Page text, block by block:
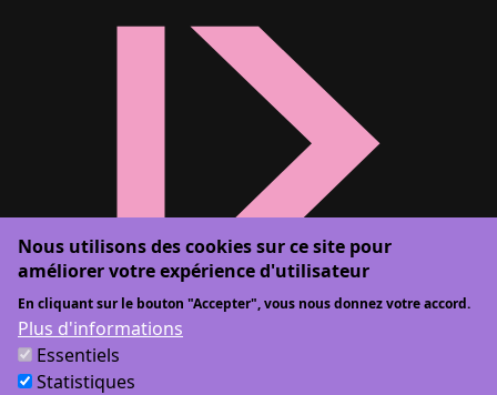
Nous utilisons des cookies sur ce site pour
améliorer votre expérience d'utilisateur
En cliquant sur le bouton "Accepter", vous nous donnez votre accord.
Plus d'informations
Essentiels
Statistiques